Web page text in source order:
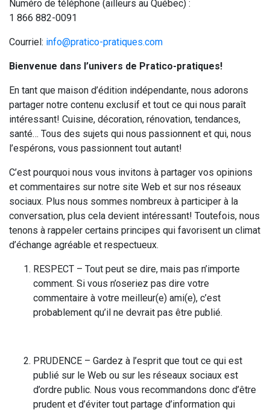
Numéro de téléphone (ailleurs au Québec) :
1 866 882-0091
Courriel: info@pratico-pratiques.com
Bienvenue dans l’univers de Pratico-pratiques!
En tant que maison d’édition indépendante, nous adorons
partager notre contenu exclusif et tout ce qui nous paraît
intéressant! Cuisine, décoration, rénovation, tendances,
santé… Tous des sujets qui nous passionnent et qui, nous
l’espérons, vous passionnent tout autant!
C’est pourquoi nous vous invitons à partager vos opinions
et commentaires sur notre site Web et sur nos réseaux
sociaux. Plus nous sommes nombreux à participer à la
conversation, plus cela devient intéressant! Toutefois, nous
tenons à rappeler certains principes qui favorisent un climat
d’échange agréable et respectueux.
RESPECT – Tout peut se dire, mais pas n’importe
comment. Si vous n’oseriez pas dire votre
commentaire à votre meilleur(e) ami(e), c’est
probablement qu’il ne devrait pas être publié.
PRUDENCE – Gardez à l’esprit que tout ce qui est
publié sur le Web ou sur les réseaux sociaux est
d’ordre public. Nous vous recommandons donc d’être
prudent et d’éviter tout partage d’information qui